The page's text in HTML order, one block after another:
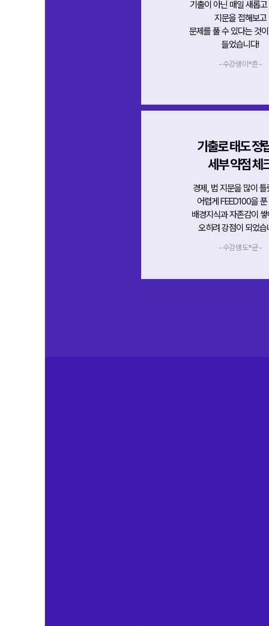
기출이 아닌 매일 새롭
지문을 접해보고
문제를 풀 수 있다는 것
들었습니다!
- 수강생 이*흔 -
기출로 태도 정
세부 약점 체
경제, 법 지문을 많이 틀
어렵게 FEED100을
배경지식과 자존감이
오히려 강점이 되었습
- 수강생 도*균 -